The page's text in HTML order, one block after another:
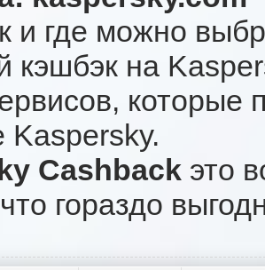
и где можно
кэшбэк на
которые
Kaspersky.
Cashback это
гораздо